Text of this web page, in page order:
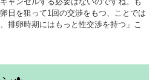
日を狙って1回の交渉をもつ、ことでは
排卵時期にはもっと性交渉を持つ」こ